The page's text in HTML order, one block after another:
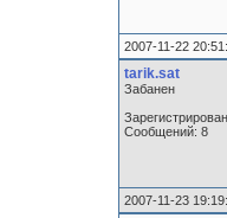
2007-11-22
tarik.sat
Забанен
Сообщений: 8
2007-11-23